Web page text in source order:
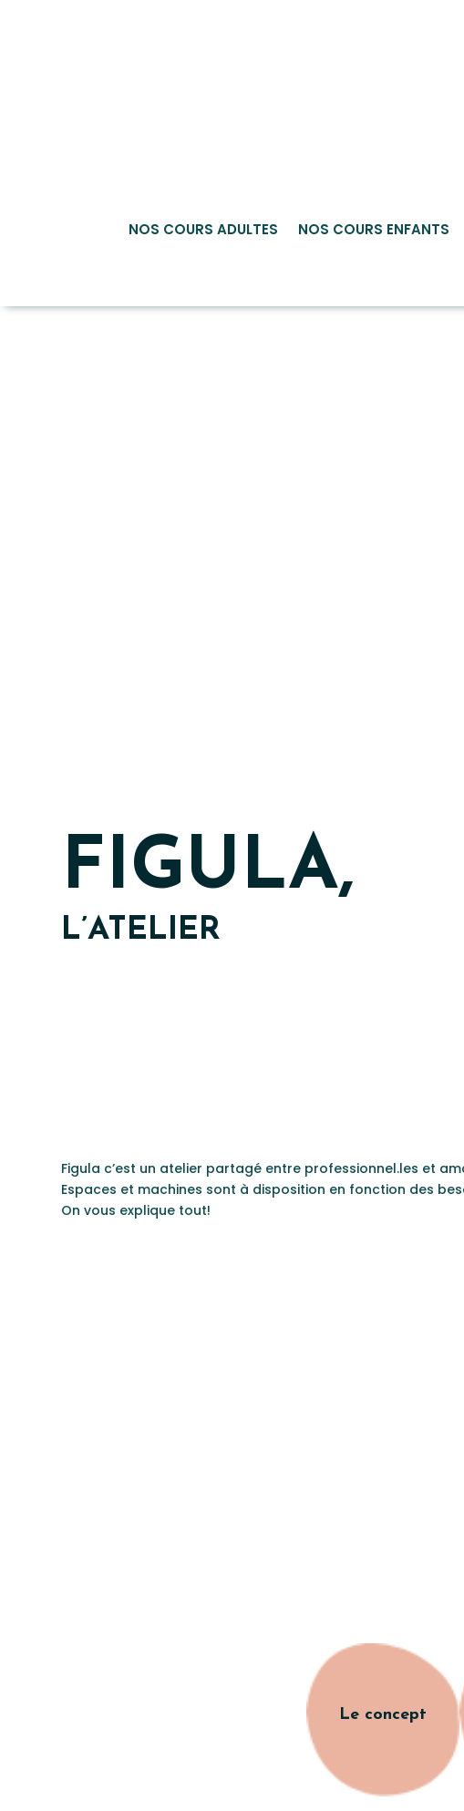
NOS COURS ADULTES NOS COURS ENFANTS
FIGULA,
L’ATELIER
Figula c’est un atelier partagé entre professionnel.les et
Espaces et machines sont à disposition en fonction des
On vous explique tout!
Le concept